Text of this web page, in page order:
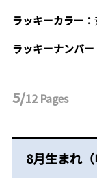
ラッキーカラー：
ラッキーナンバー
5/12Pages
8月生まれ